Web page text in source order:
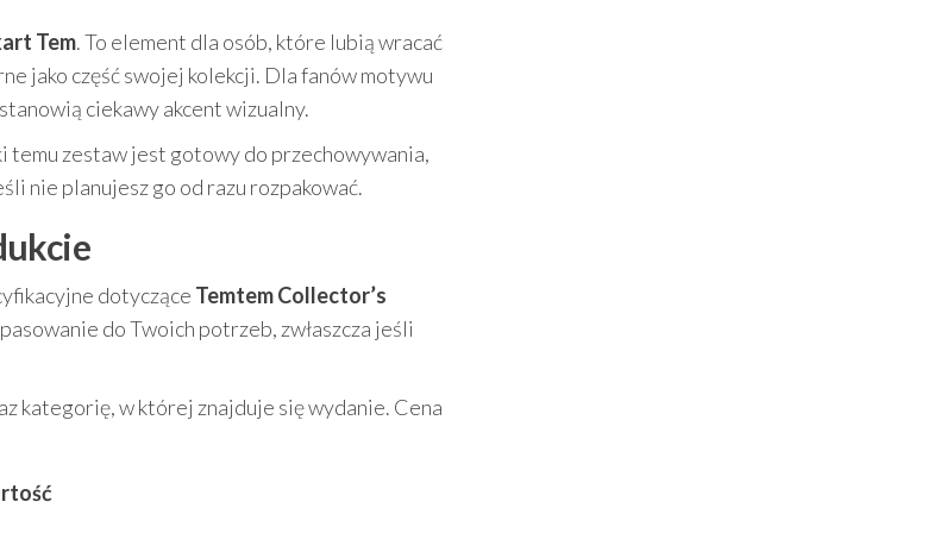
Tem. To element dla osób, które lubią wracać
jako część swojej kolekcji. Dla fanów motywu
ciekawy akcent wizualny.
temu zestaw jest gotowy do przechowywania,
nie planujesz go od razu rozpakować.
dotyczące Temtem Collector’s
do Twoich potrzeb, zwłaszcza jeśli
kategorię, w której znajduje się wydanie. Cena